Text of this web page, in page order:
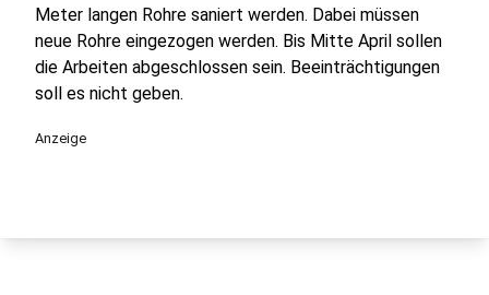
Meter langen Rohre saniert werden. Dabei müssen
neue Rohre eingezogen werden. Bis Mitte April sollen
die Arbeiten abgeschlossen sein. Beeinträchtigungen
soll es nicht geben.
Anzeige